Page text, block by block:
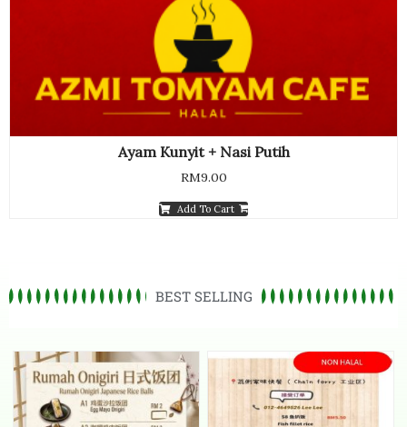
Ayam Kunyit + Nasi Putih
RM9.00
Add To Cart
BEST SELLING